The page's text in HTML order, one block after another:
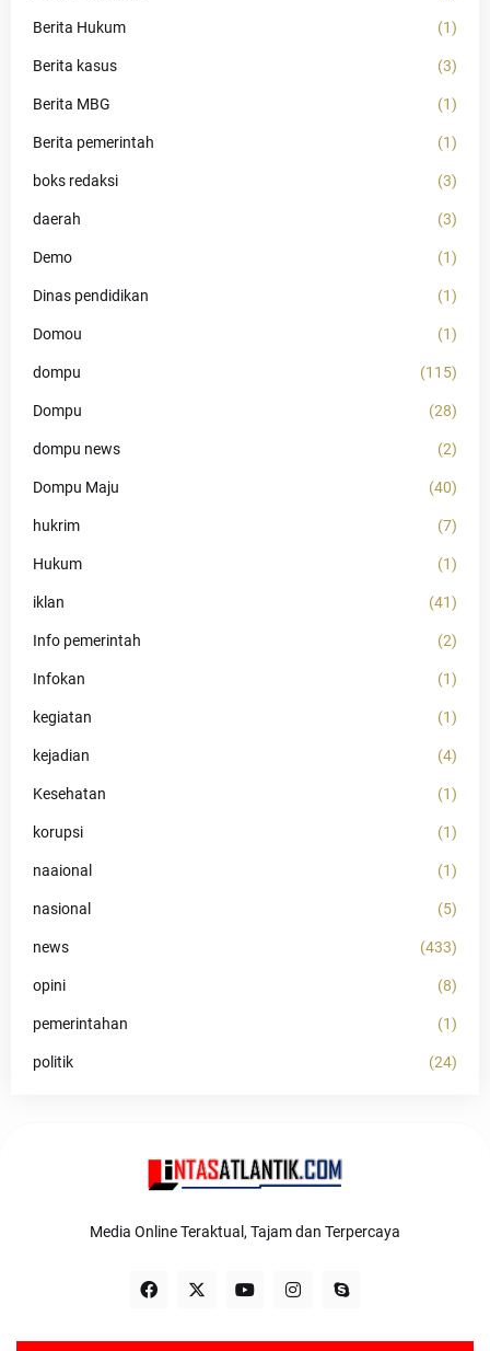
Berita Hukum (1)
Berita kasus (3)
Berita MBG (1)
Berita pemerintah (1)
boks redaksi (3)
daerah (3)
Demo (1)
Dinas pendidikan (1)
Domou (1)
dompu (115)
Dompu (28)
dompu news (2)
Dompu Maju (40)
hukrim (7)
Hukum (1)
iklan (41)
Info pemerintah (2)
Infokan (1)
kegiatan (1)
kejadian (4)
Kesehatan (1)
korupsi (1)
naaional (1)
nasional (5)
news (433)
opini (8)
pemerintahan (1)
politik (24)
Media Online Teraktual, Tajam dan Terpercaya